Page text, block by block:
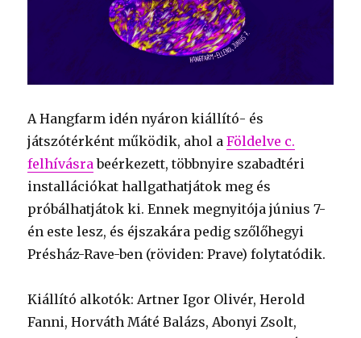
A Hangfarm idén nyáron kiállító- és
játszótérként működik, ahol aFöldelve c.
felhívásra beérkezett, többnyire szabadtéri
installációkat hallgathatjátok meg és
próbálhatjátok ki. Ennek megnyitója június 7-
én este lesz, és éjszakára pedig szőlőhegyi
Présház-Rave-ben (röviden: Prave) folytatódik.
Kiállító alkotók: Artner Igor Olivér, Herold
Fanni, Horváth Máté Balázs, Abonyi Zsolt,